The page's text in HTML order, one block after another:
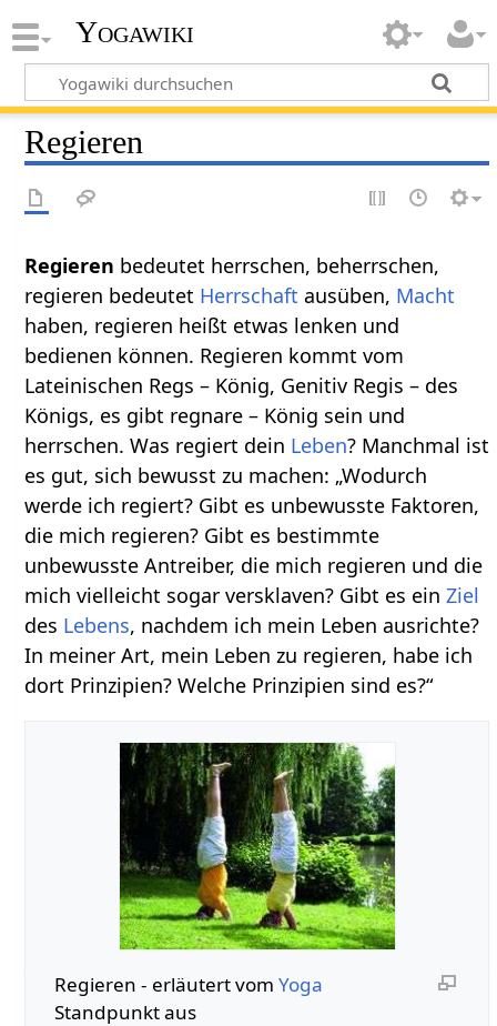
Yogawiki
Regieren
bedeutet herrschen, beherrschen,
regieren bedeutet Herrschaft ausüben, Macht
haben, regieren heißt etwas lenken und
bedienen können. Regieren kommt vom
Lateinischen Regs – König, Genitiv Regis – des
Königs, es gibt regnare – König sein und
herrschen. Was regiert dein Leben? Manchmal ist
es gut, sich bewusst zu machen: „Wodurch
werde ich regiert? Gibt es unbewusste Faktoren,
die mich regieren? Gibt es bestimmte
unbewusste Antreiber, die mich regieren und die
mich vielleicht sogar versklaven? Gibt es einZiel
des Lebens, nachdem ich mein Leben ausrichte?
In meiner Art, mein Leben zu regieren, habe ich
dort Prinzipien? Welche Prinzipien sind es?“
Regieren‏‎ - erläutert vom Yoga
Standpunkt aus